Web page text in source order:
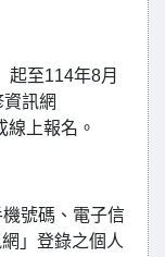
起至114年8月
訊網
線上報名。
號碼、電子信
」登錄之個人